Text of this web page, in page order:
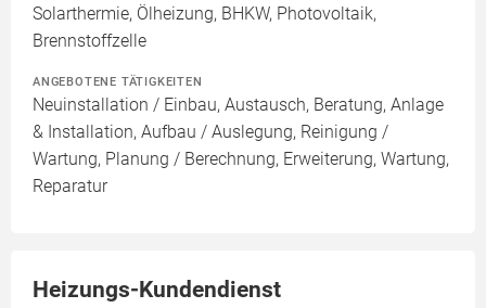
Solarthermie, Ölheizung, BHKW, Photovoltaik,
Brennstoffzelle
ANGEBOTENE TÄTIGKEITEN
Neuinstallation / Einbau, Austausch, Beratung, Anlage
& Installation, Aufbau / Auslegung, Reinigung /
Wartung, Planung / Berechnung, Erweiterung, Wartung,
Reparatur
Heizungs-Kundendienst